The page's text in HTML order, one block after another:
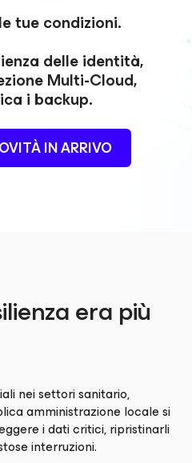
tue condizioni.
delle identità,
Multi-Cloud,
i backup.
IN ARRIVO
era più
nei settori sanitario,
amministrazione locale si
i dati critici, ripristinarli
interruzioni.